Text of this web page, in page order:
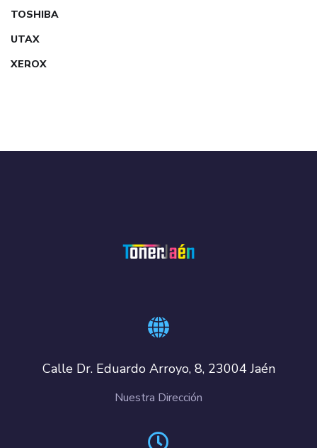
TOSHIBA
UTAX
XEROX
Calle Dr. Eduardo Arroyo, 8, 23004 Jaén
Nuestra Dirección